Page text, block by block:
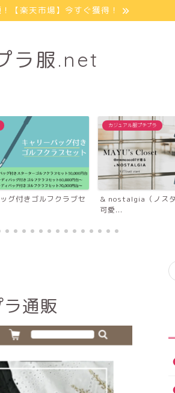
【楽天市場】今すぐ獲得！
ラ服.net
グ付きゴルフクラブセ
カジュアル服プチプラ
& nostalgia（ノス
可愛...
通販